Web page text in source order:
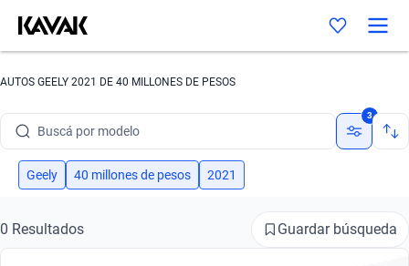
AUTOS GEELY 2021 DE 40 MILLONES DE PESOS
Buscá por modelo
Buscá por versión
Buscá por marca
3
Geely 40 millones de pesos 2021
0 Resultados Guardar búsqueda